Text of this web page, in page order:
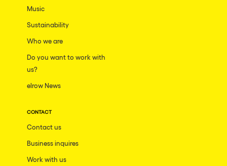
Music
Sustainability
Who we are
Do you want to work with
us?
elrow News
CONTACT
Contact us
Business inquires
Work with us